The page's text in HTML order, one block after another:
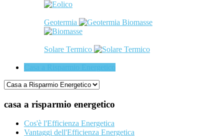
Geotermia Biomasse
Solare Termico
casa a risparmio energetico
Cos'è l'Efficienza Energetica
Vantaggi dell'Efficienza Energetica